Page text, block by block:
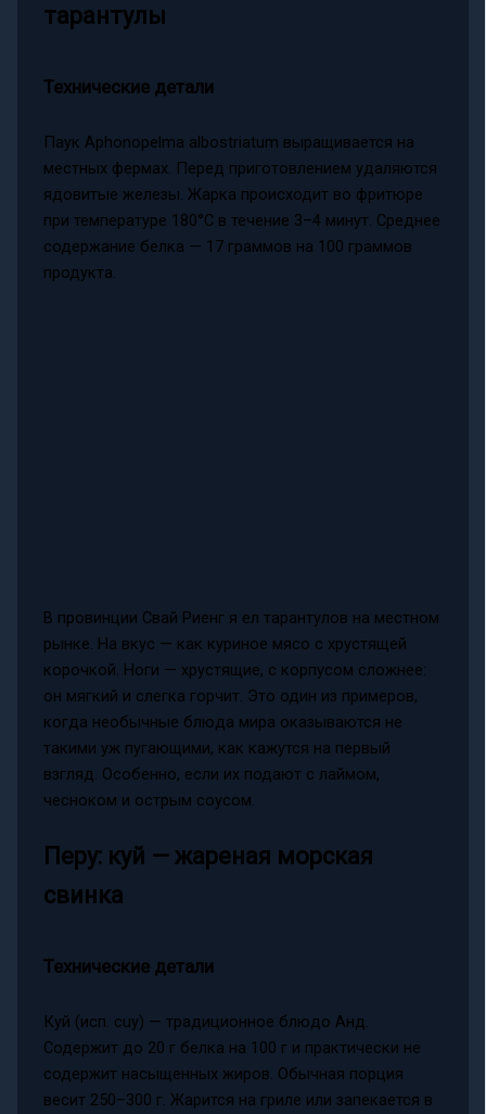
тарантулы
Технические детали
Паук Aphonopelma albostriatum выращивается на
местных фермах. Перед приготовлением удаляются
ядовитые железы. Жарка происходит во фритюре
при температуре 180°C в течение 3–4 минут. Среднее
содержание белка — 17 граммов на 100 граммов
продукта.
В провинции Свай Риенг я ел тарантулов на местном
рынке. На вкус — как куриное мясо с хрустящей
корочкой. Ноги — хрустящие, с корпусом сложнее:
он мягкий и слегка горчит. Это один из примеров,
когда необычные блюда мира оказываются не
такими уж пугающими, как кажутся на первый
взгляд. Особенно, если их подают с лаймом,
чесноком и острым соусом.
Перу: куй — жареная морская
свинка
Технические детали
Куй (исп. cuy) — традиционное блюдо Анд.
Содержит до 20 г белка на 100 г и практически не
содержит насыщенных жиров. Обычная порция
весит 250–300 г. Жарится на гриле или запекается в